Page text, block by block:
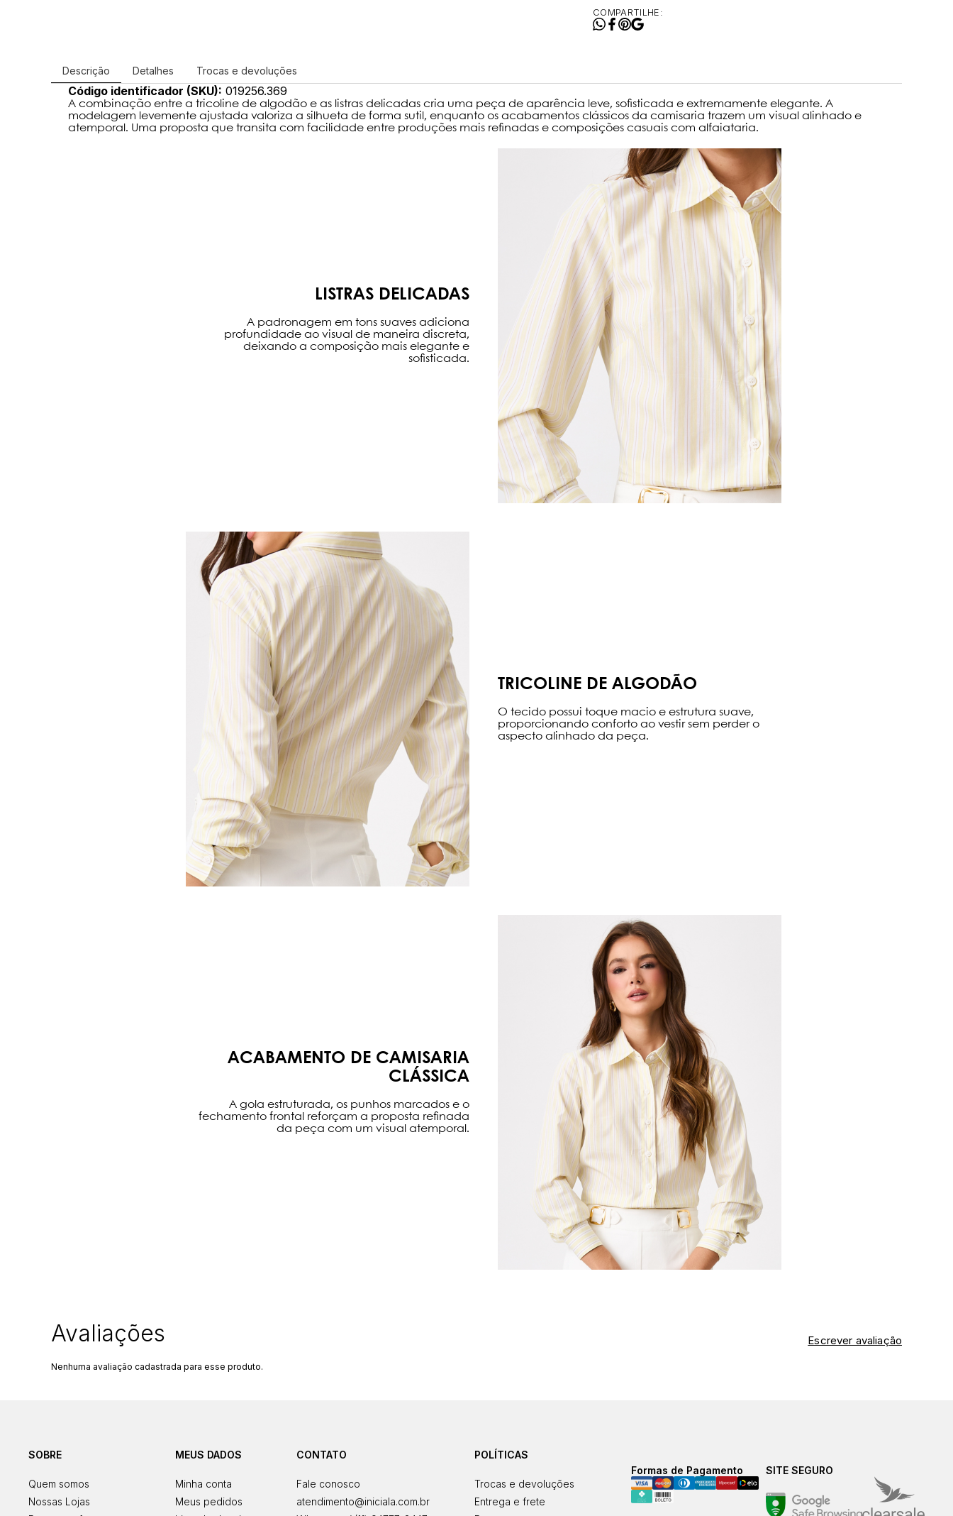
COMPARTILHE:
Descrição Detalhes Trocas e devoluções
Código identificador (SKU): 019256.369
A combinação entre a tricoline de algodão e as listras delicadas cria uma peça de aparência leve, sofisticada e extremamente elegante. A
modelagem levemente ajustada valoriza a silhueta de forma sutil, enquanto os acabamentos clássicos da camisaria trazem um visual alinhado e
atemporal. Uma proposta que transita com facilidade entre produções mais refinadas e composições casuais com alfaiataria.
LISTRAS DELICADAS
A padronagem em tons suaves adiciona
profundidade ao visual de maneira discreta,
deixando a composição mais elegante e
sofisticada.
TRICOLINE DE ALGODÃO
O tecido possui toque macio e estrutura suave,
proporcionando conforto ao vestir sem perder o
aspecto alinhado da peça.
ACABAMENTO DE CAMISARIA
CLÁSSICA
A gola estruturada, os punhos marcados e o
fechamento frontal reforçam a proposta refinada
da peça com um visual atemporal.
Escrever avaliação
Nenhuma avaliação cadastrada para esse produto.
SOBRE
Quem somos
Nossas Lojas
MEUS DADOS
Minha conta
Meus pedidos
CONTATO
Fale conosco
atendimento@iniciala.com.br
POLÍTICAS
Trocas e devoluções
Entrega e frete
Formas de Pagamento SITE SEGURO